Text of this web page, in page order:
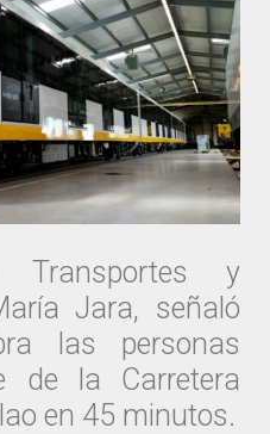
y
Jara, señaló
las personas
de la Carretera
en 45 minutos.